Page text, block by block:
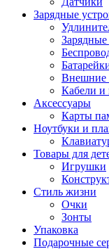
Зарядные
Зарядные
Внешние
Кабели и
Аксессуары
Карты
Ноутбуки и
Товары для
Игрушки
Стиль жизни
Очки
Зонты
Упаковка
Подарочные